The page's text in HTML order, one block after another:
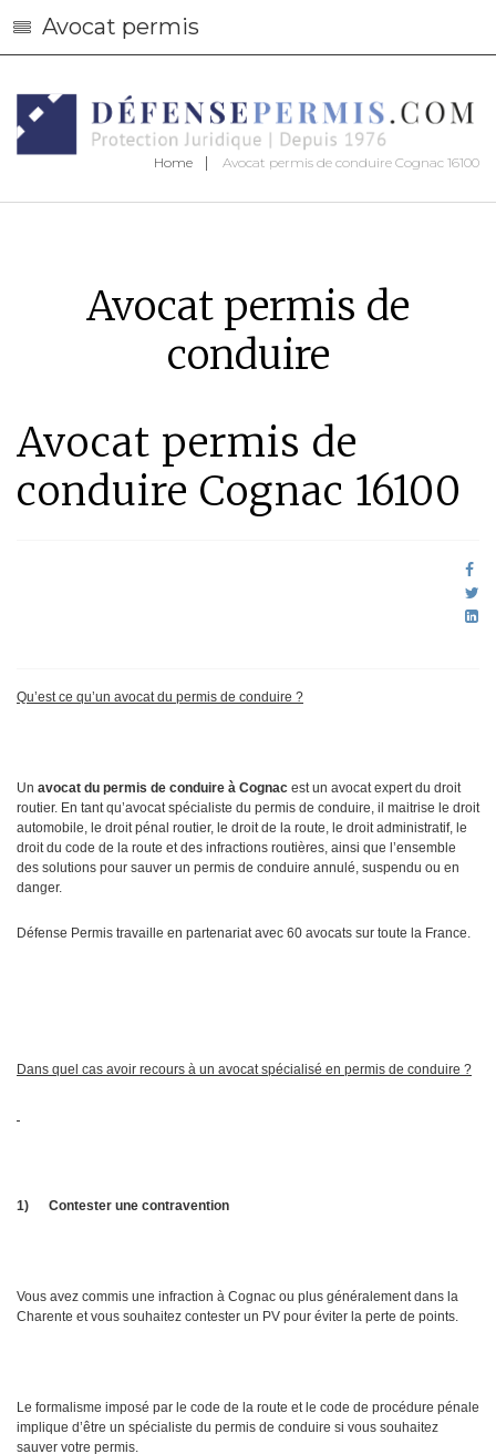
Avocat permis
Home Avocat permis de conduire Cognac 16100
Avocat permis de
conduire
Avocat permis de
conduire Cognac 16100
Qu’est ce qu’un avocat du permis de conduire ?
Un avocat du permis de conduire à Cognac est un avocat expert du droit
routier. En tant qu’avocat spécialiste du permis de conduire, il maitrise le droit
automobile, le droit pénal routier, le droit de la route, le droit administratif, le
droit du code de la route et des infractions routières, ainsi que l’ensemble
des solutions pour sauver un permis de conduire annulé, suspendu ou en
danger.
Défense Permis travaille en partenariat avec 60 avocats sur toute la France.
Dans quel cas avoir recours à un avocat spécialisé en permis de conduire ?
1) Contester une contravention
Vous avez commis une infraction à Cognac ou plus généralement dans la
Charente et vous souhaitez contester un PV pour éviter la perte de points.
Le formalisme imposé par le code de la route et le code de procédure pénale
implique d’être un spécialiste du permis de conduire si vous souhaitez
sauver votre permis.